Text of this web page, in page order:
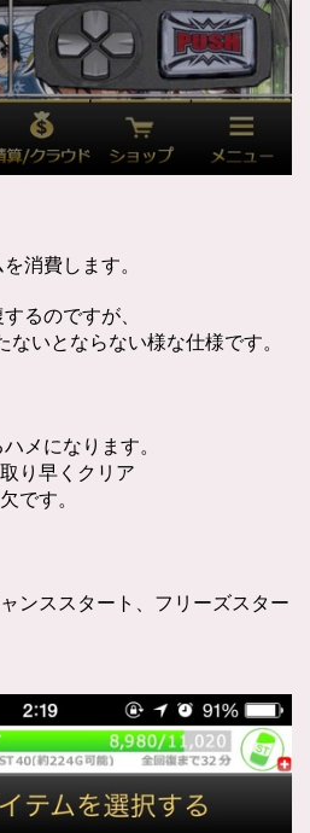
消費します。
るのですが、
いとならない様な仕様です。
メになります。
り早くクリア
です。
ンススタート、フリーズスター